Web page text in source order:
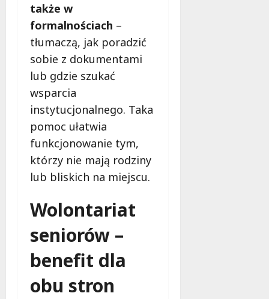
także w
formalnościach –
tłumaczą, jak poradzić
sobie z dokumentami
lub gdzie szukać
wsparcia
instytucjonalnego. Taka
pomoc ułatwia
funkcjonowanie tym,
którzy nie mają rodziny
lub bliskich na miejscu.
Wolontariat
seniorów –
benefit dla
obu stron